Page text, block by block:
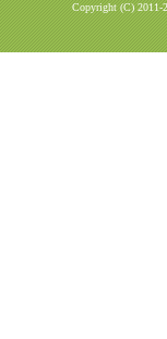
Copyright (C) 2011-